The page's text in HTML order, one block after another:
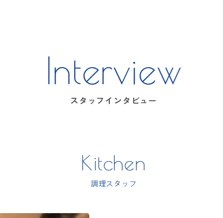
Interview
スタッフインタビュー
Kitchen
調理スタッフ